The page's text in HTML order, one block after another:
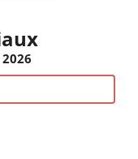
2026